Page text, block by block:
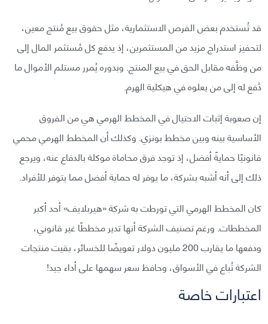
قد تُستخدم بعض الفرص الاستثمارية، مثل حقوق بيع مُنتج معين،
لتحفيز استدراج مزيد من المستثمرين، إذ يدفع كل مُستثمر المال إلى
من وظَّفه مقابل الحق في بيع المنتج. وبدوره يُمرر مستلم الأموال ما
دُفع له إلى من يعلوه في هيكلية الهرم.
إن صعوبة إثبات الاحتيال في المخطط الهرمي هي من الفروق
الأساسية بينه وبين مخطط بونزي. وكذلك أن المخطط الهرمي محمي
قانونيًا حمايةً أفضل، إذ توجد فرق محاماة موكلة بالدفاع عنه، ويرجع
ذلك إلى أنه أشبه بشركة، ما يوفر له حماية أفضل مما يتوفر للأفراد.
كان المخطط الهرمي التي تورطت به شركة «هيربلايف» أحد أكبر
المخططات. ورغم تصنيف الشركة أنها تدير مخططًا غير قانوني،
ودفعها ما يقارب 200 مليون دولار تعويضًا للخسائر، بقيت منتجات
الشركة تُباع في الأسواق، وحافظ سعر سهمها على أداء جيد!
اعتبارات خاصة